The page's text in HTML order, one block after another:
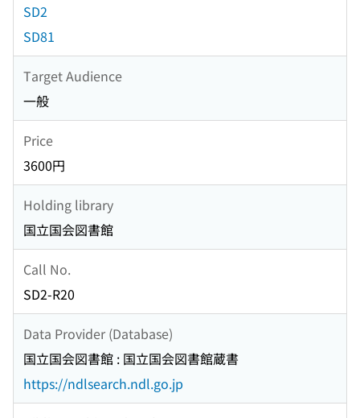
SD2
SD81
Target Audience
一般
Price
3600円
Holding library
国立国会図書館
Call No.
SD2-R20
Data Provider (Database)
国立国会図書館 : 国立国会図書館蔵書
https://ndlsearch.ndl.go.jp